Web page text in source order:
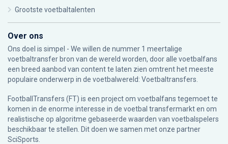
Grootste voetbaltalenten
Over ons
Ons doel is simpel - We willen de nummer 1 meertalige
voetbaltransfer bron van de wereld worden, door alle voetbalfans
een breed aanbod van content te laten zien omtrent het meeste
populaire onderwerp in de voetbalwereld: Voetbaltransfers.
FootballTransfers (FT) is een project om voetbalfans tegemoet te
komen in de enorme interesse in de voetbal transfermarkt en om
realistische op algoritme gebaseerde waarden van voetbalspelers
beschikbaar te stellen. Dit doen we samen met onze partner
SciSports